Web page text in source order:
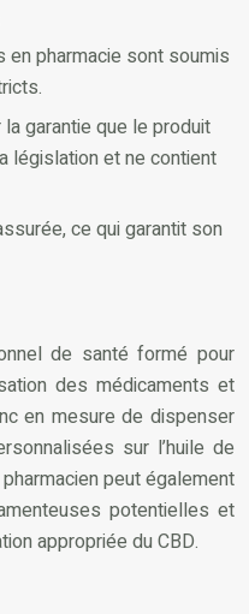
pharmacie sont soumis
garantie que le produit
législation et ne contient
ce qui garantit son
de santé formé pour
des médicaments et
en mesure de dispenser
sur l’huile de
peut également
potentielles et
appropriée du CBD.